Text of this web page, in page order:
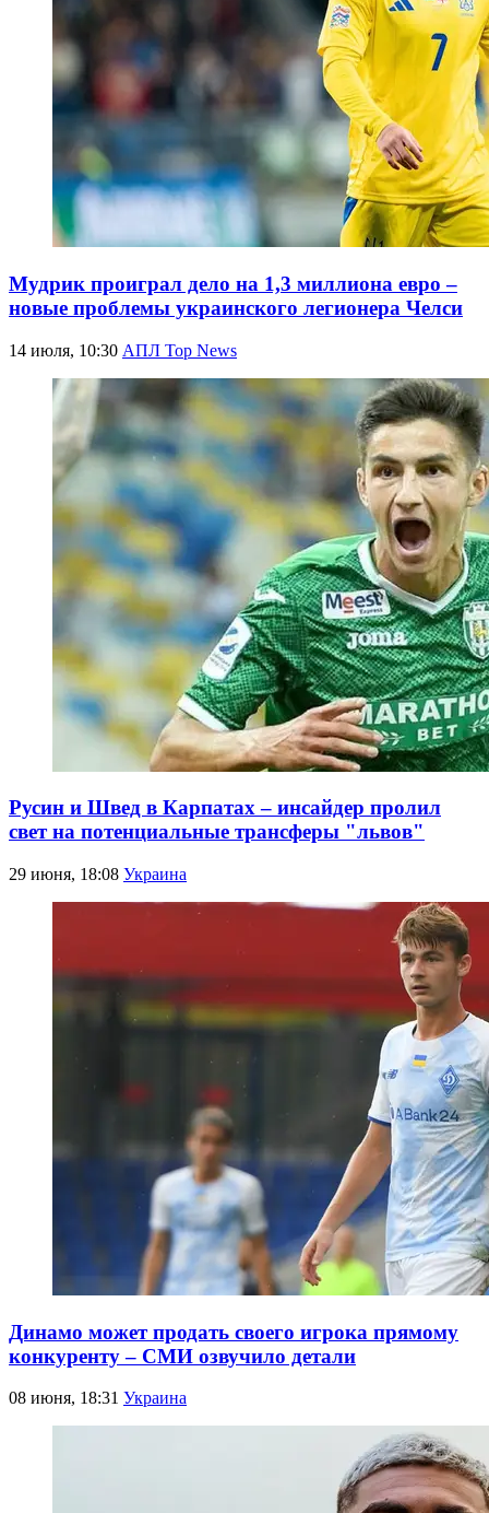
Мудрик проиграл дело на 1,3 миллиона евро –
новые проблемы украинского легионера Челси
14 июля, 10:30 АПЛ Top News
Русин и Швед в Карпатах – инсайдер пролил
свет на потенциальные трансферы "львов"
29 июня, 18:08 Украина
Динамо может продать своего игрока прямому
конкуренту – СМИ озвучило детали
08 июня, 18:31 Украина